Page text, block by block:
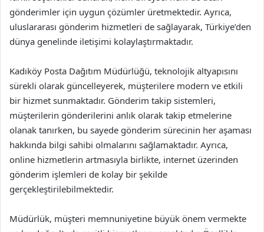
gönderimler için uygun çözümler üretmektedir. Ayrıca,
uluslararası gönderim hizmetleri de sağlayarak, Türkiye’den
dünya genelinde iletişimi kolaylaştırmaktadır.
Kadıköy Posta Dağıtım Müdürlüğü, teknolojik altyapısını
sürekli olarak güncelleyerek, müşterilere modern ve etkili
bir hizmet sunmaktadır. Gönderim takip sistemleri,
müşterilerin gönderilerini anlık olarak takip etmelerine
olanak tanırken, bu sayede gönderim sürecinin her aşaması
hakkında bilgi sahibi olmalarını sağlamaktadır. Ayrıca,
online hizmetlerin artmasıyla birlikte, internet üzerinden
gönderim işlemleri de kolay bir şekilde
gerçekleştirilebilmektedir.
Müdürlük, müşteri memnuniyetine büyük önem vermekte